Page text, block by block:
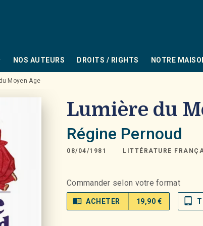
NOS AUTEURS DROITS / RIGHTS NOTRE
Moyen Age
Lumière du
Régine Pernoud
08/04/1981 LITTÉRATURE
Commander selon votre format
menu_book ACHETER 19,90 € tablet_mac